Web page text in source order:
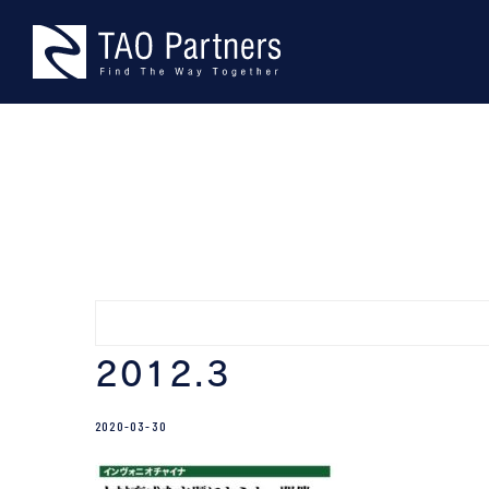
content
2012.3
2020-03-30